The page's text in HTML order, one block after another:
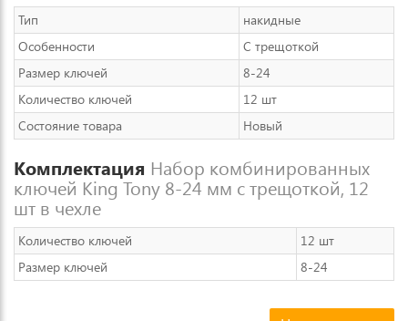
Тип
накидные
Особенности
С трещоткой
Размер ключей
8-24
Количество ключей
12 шт
Состояние товара
Новый
Комплектация Набор комбинированных
ключей King Tony 8-24 мм с трещоткой, 12
шт в чехле
Количество ключей
12 шт
Размер ключей
8-24